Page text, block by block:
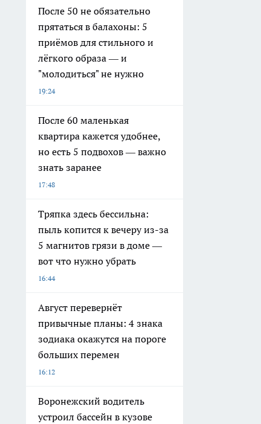
После 50 не обязательно
прятаться в балахоны: 5
приёмов для стильного и
лёгкого образа — и
"молодиться" не нужно
19:24
После 60 маленькая
квартира кажется удобнее,
но есть 5 подвохов — важно
знать заранее
17:48
Тряпка здесь бессильна:
пыль копится к вечеру из-за
5 магнитов грязи в доме —
вот что нужно убрать
16:44
Август перевернёт
привычные планы: 4 знака
зодиака окажутся на пороге
больших перемен
16:12
Воронежский водитель
устроил бассейн в кузове